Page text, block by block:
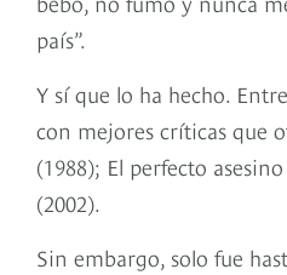
país”.
Y sí que lo ha hecho.
con mejores críticas que
(1988); El perfecto
(2002).
Sin embargo, solo fue